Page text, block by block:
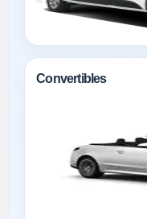
Convertibles